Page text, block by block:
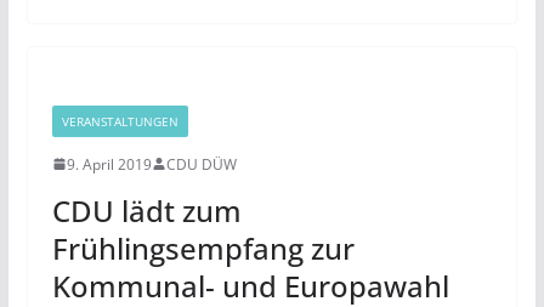
VERANSTALTUNGEN
9. April 2019 CDU DÜW
CDU lädt zum
Frühlingsempfang zur
Kommunal- und Europawahl